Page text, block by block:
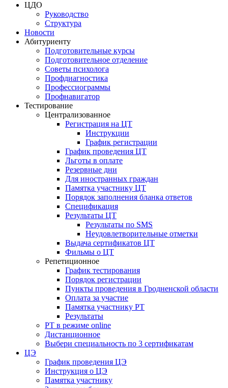
ЦДО
Руководство
Структура
Новости
Абитуриенту
Подготовительные курсы
Подготовительное отделение
Советы психолога
Профдиагностика
Профессиограммы
Профнавигатор
Тестирование
Централизованное
Регистрация на ЦТ
Инструкции
График регистрации
График проведения ЦТ
Льготы в оплате
Резервные дни
Для иностранных граждан
Памятка участнику ЦТ
Порядок заполнения бланка ответов
Спецификация
Результаты ЦТ
Результаты по SMS
Неудовлетворительные отметки
Выдача сертификатов ЦТ
Фильмы о ЦТ
Репетиционное
График тестирования
Порядок регистрации
Пункты проведения в Гродненской области
Оплата за участие
Памятка участнику РТ
Результаты
РТ в режиме online
Дистанционное
Выбери специальность по 3 сертификатам
ЦЭ
График проведения ЦЭ
Инструкция о ЦЭ
Памятка участнику